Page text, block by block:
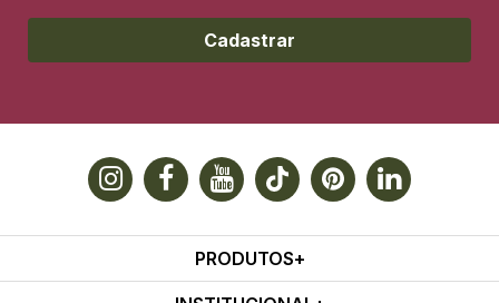
Cadastrar
PRODUTOS